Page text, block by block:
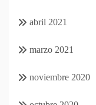
abril 2021
marzo 2021
noviembre 2020